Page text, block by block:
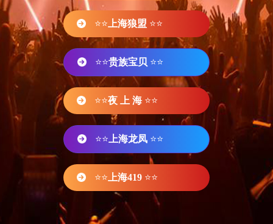
⭐⭐ 上海狼盟 ⭐⭐
⭐⭐贵族宝贝 ⭐⭐
⭐⭐夜 上 海 ⭐⭐
⭐⭐ 上海龙凤 ⭐⭐
⭐⭐ 上海419 ⭐⭐